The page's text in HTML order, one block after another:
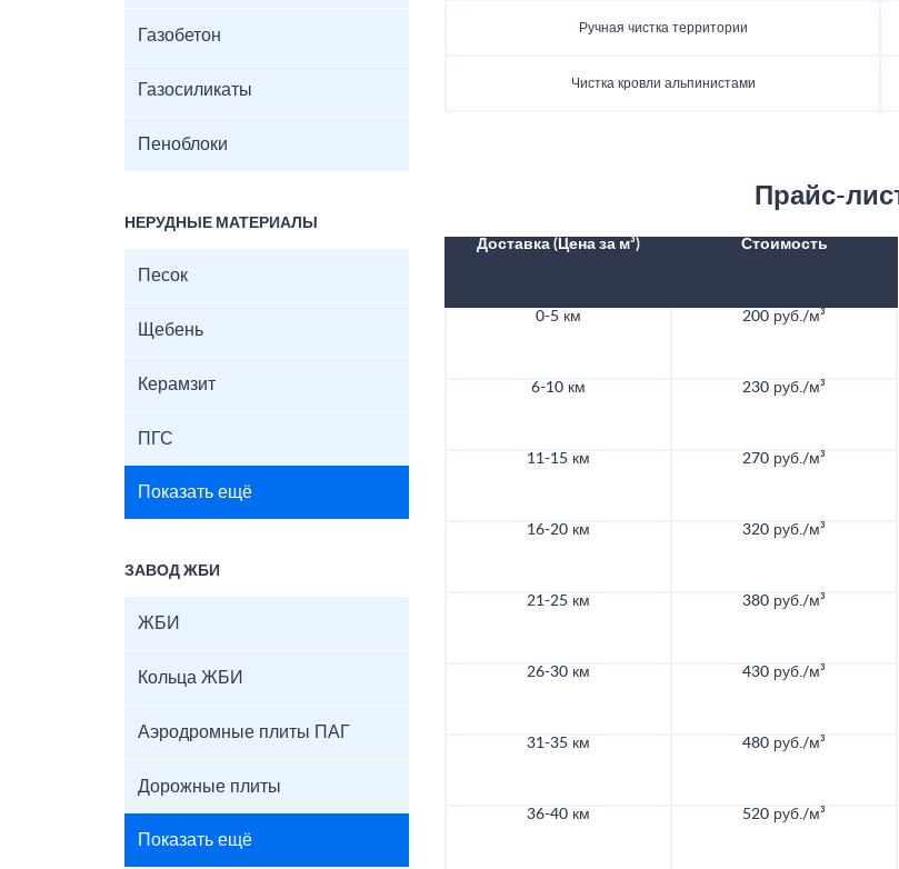
Газобетон
Газосиликаты
Пеноблоки
НЕРУДНЫЕ МАТЕРИАЛЫ
Песок
Щебень
Керамзит
ПГС
Показать ещё
ЗАВОД ЖБИ
ЖБИ
Кольца ЖБИ
Аэродромные плиты ПАГ
Дорожные плиты
Показать ещё
Ручная чистка территории
Чистка кровли альпинистами
Прайс-
Доставка (Цена за м³) Стоимость
0-5 км 200 руб./м³
6-10 км 230 руб./м³
11-15 км 270 руб./м³
16-20 км 320 руб./м³
21-25 км 380 руб./м³
26-30 км 430 руб./м³
31-35 км 480 руб./м³
36-40 км 520 руб./м³